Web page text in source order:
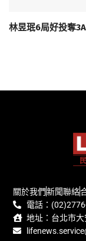
林昱珉6局好投奪
關於我們新聞聯絡
電話：
地址：台北市